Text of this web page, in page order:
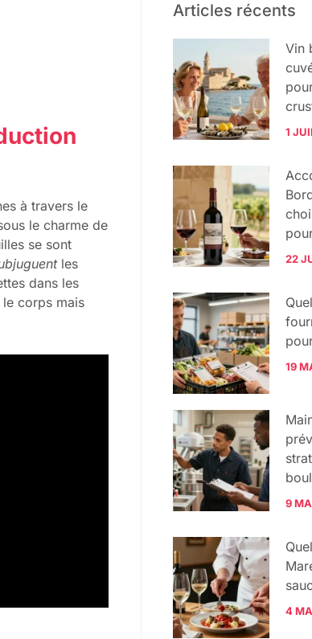
à travers le
le charme de
se sont
les
dans les
le corps mais
Articles récents
Vin
1
22
19
9
4